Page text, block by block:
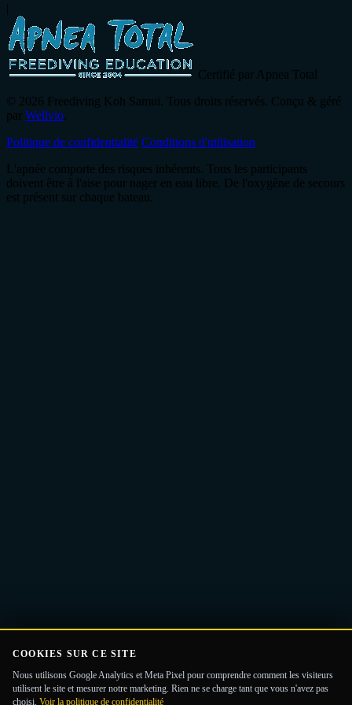
Certifié par Apnea Total
© 2026 Freediving Koh Samui. Tous droits réservés. Conçu & géré
par Wellvio
Politique de confidentialité Conditions d'utilisation
L'apnée comporte des risques inhérents. Tous les participants
doivent être à l'aise pour nager en eau libre. De l'oxygène de secours
est présent sur chaque bateau.
COOKIES SUR CE SITE
Nous utilisons Google Analytics et Meta Pixel pour comprendre comment les visiteurs
utilisent le site et mesurer notre marketing. Rien ne se charge tant que vous n'avez pas
choisi. Voir la politique de confidentialité